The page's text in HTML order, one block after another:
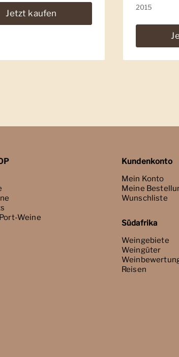
Jetzt kaufen
2015
Weine
Kundenkonto
Mein Konto
Meine
Wunschliste
Südafrika
Weingebiete
Weingüter
Reisen